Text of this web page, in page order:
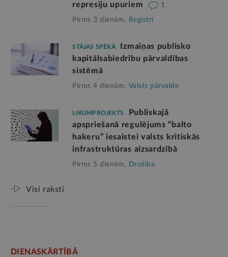
represiju upuriem
1
Pirms 3 dienām, Reģistri
STĀJAS SPĒKĀ
Izmaiņas publisko
kapitālsabiedrību pārvaldības
sistēmā
Pirms 4 dienām, Valsts pārvalde
LIKUMPROJEKTS
Publiskajā
apspriešanā regulējums “balto
hakeru” iesaistei valsts kritiskās
infrastruktūras aizsardzībā
Pirms 5 dienām, Drošība
Visi raksti
DIENASKĀRTĪBĀ